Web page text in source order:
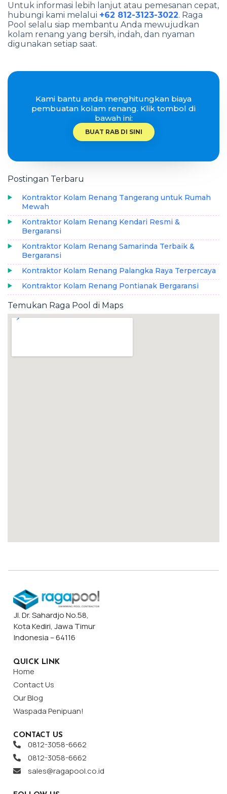
Untuk informasi lebih lanjut atau pemesanan cepat,
hubungi kami melalui +62 812-3123-3022. Raga
Pool selalu siap membantu Anda mewujudkan
kolam renang yang bersih, indah, dan nyaman
digunakan setiap saat.
Kami bantu anda menghitungkan biaya
pembuatan kolam renang. Klik tombol di
bawah ini:
BUAT RAB DI SINI
Postingan Terbaru
Kontraktor Kolam Renang Tangerang untuk Rumah
Mewah
Kontraktor Kolam Renang Kendari Resmi &
Bergaransi
Kontraktor Kolam Renang Samarinda Terbaik &
Bergaransi
Kontraktor Kolam Renang Palangka Raya Terpercaya
Kontraktor Kolam Renang Pontianak Bergaransi
Temukan Raga Pool di Maps
Jl. Dr. Sahardjo No.58,
Kota Kediri, Jawa Timur
Indonesia – 64116
QUICK LINK
Home
Contact Us
Our Blog
Waspada Penipuan!
CONTACT US
0812-3058-6662
0812-3058-6662
sales@ragapool.co.id